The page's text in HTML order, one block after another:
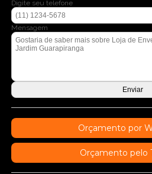
Digite seu telefone
Mensagem
Orçamento por
Orçamento pelo